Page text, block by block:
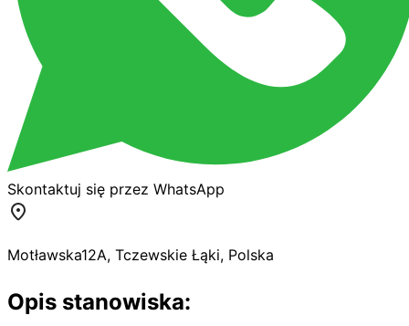
Skontaktuj się przez WhatsApp
Motławska12A, Tczewskie Łąki, Polska
Opis stanowiska: